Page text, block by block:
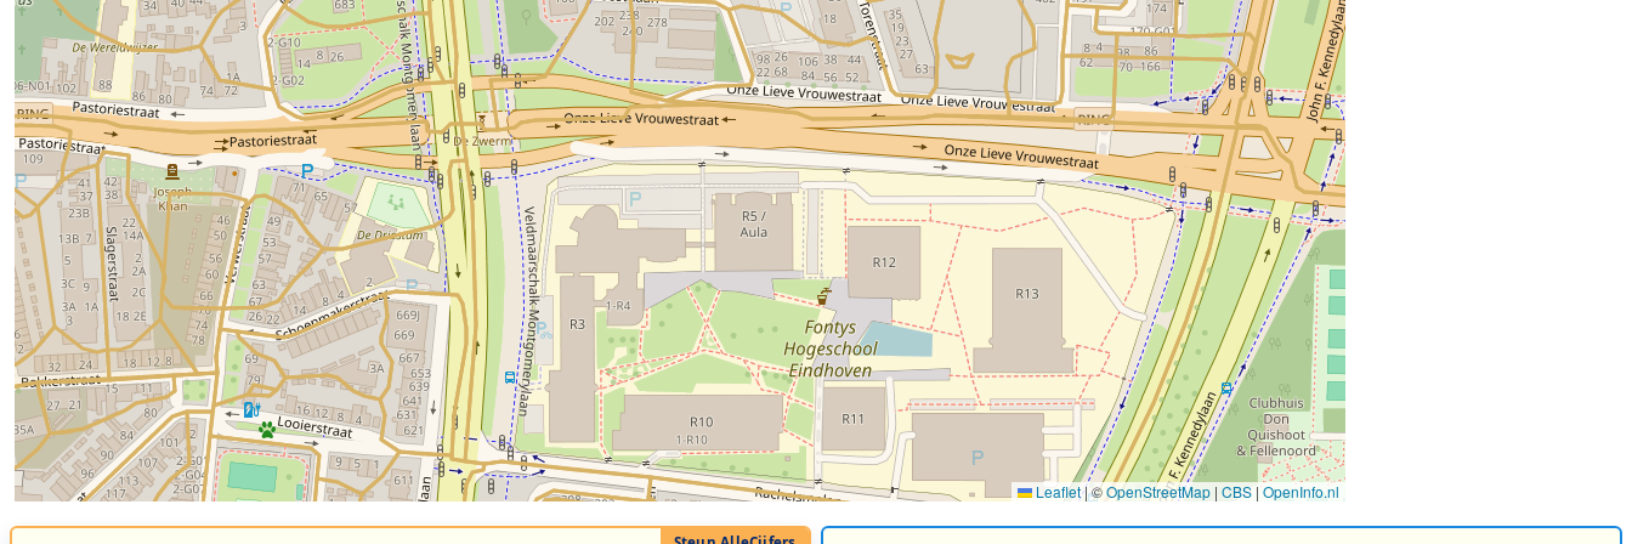
Leaflet |©OpenStreetMap | CBS | OpenInfo.nl